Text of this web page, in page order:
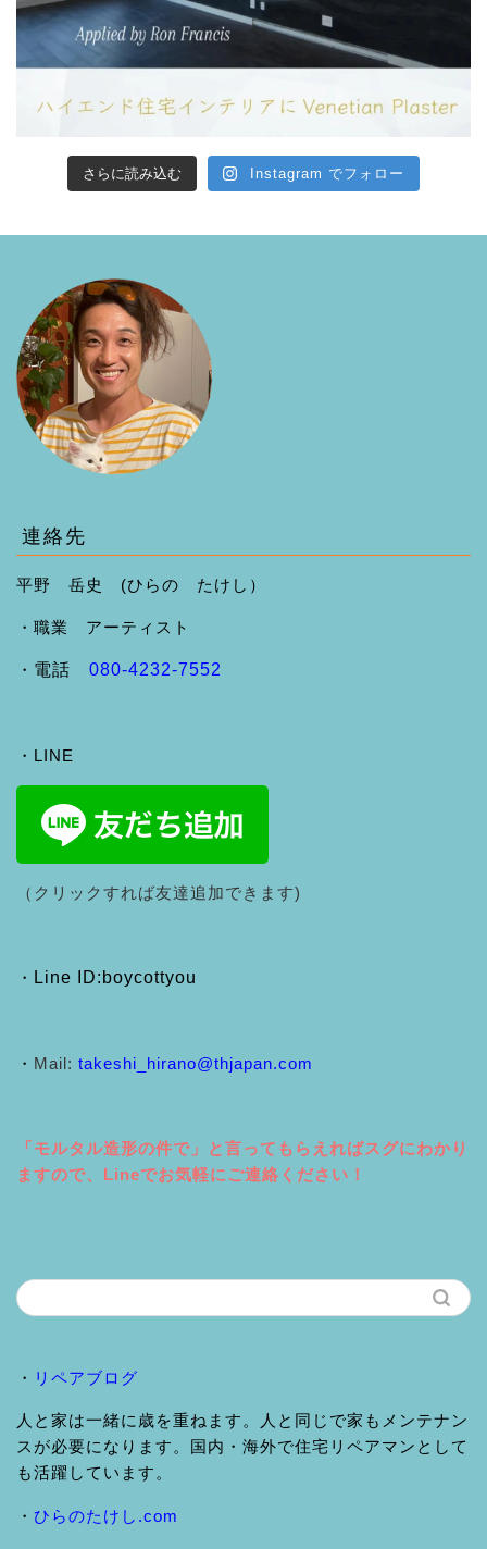
さらに読み込む Instagram でフォロー
連絡先
平野 岳史 (ひらの たけし）
・職業 アーティスト
・ 電話 080-4232-7552
・LINE
（クリックすれば友達追加できます)
・ Line ID:boycottyou
・ Mail: takeshi_hirano@thjapan.com
「モルタル造形の件で」と言ってもらえればスグにわかり
ますので、Lineでお気軽にご連絡ください！
・ リペアブログ
人と家は一緒に歳を重ねます。人と同じで家もメンテナン
スが必要になります。国内・海外で住宅リペアマンとして
も活躍しています。
・ ひらのたけし.com